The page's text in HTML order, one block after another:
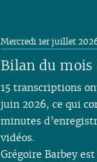
Bilan du mois
Mercredi 1er juillet
15 transcriptions
juin 2026, ce qui
minutes
vidéos.
Grégoire Barbey